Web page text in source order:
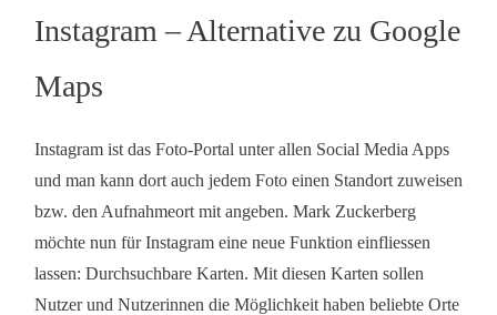
Instagram – Alternative zu Google
Maps
Instagram ist das Foto-Portal unter allen Social Media Apps
und man kann dort auch jedem Foto einen Standort zuweisen
bzw. den Aufnahmeort mit angeben. Mark Zuckerberg
möchte nun für Instagram eine neue Funktion einfliessen
lassen: Durchsuchbare Karten. Mit diesen Karten sollen
Nutzer und Nutzerinnen die Möglichkeit haben beliebte Orte